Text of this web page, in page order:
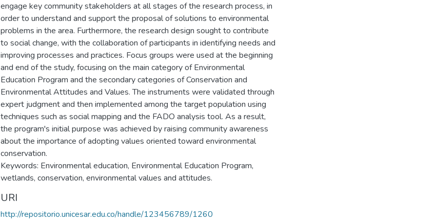
engage key community stakeholders at all stages of the research process, in
order to understand and support the proposal of solutions to environmental
problems in the area. Furthermore, the research design sought to contribute
to social change, with the collaboration of participants in identifying needs and
improving processes and practices. Focus groups were used at the beginning
and end of the study, focusing on the main category of Environmental
Education Program and the secondary categories of Conservation and
Environmental Attitudes and Values. The instruments were validated through
expert judgment and then implemented among the target population using
techniques such as social mapping and the FADO analysis tool. As a result,
the program's initial purpose was achieved by raising community awareness
about the importance of adopting values ​​oriented toward environmental
conservation.
Keywords: Environmental education, Environmental Education Program,
wetlands, conservation, environmental values ​​and attitudes.
URI
http://repositorio.unicesar.edu.co/handle/123456789/1260